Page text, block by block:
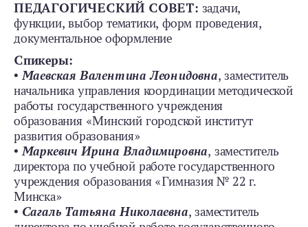
ПЕДАГОГИЧЕСКИЙ СОВЕТ: задачи,
функции, выбор тематики, форм проведения,
документальное оформление
Спикеры:
• Маевская Валентина Леонидовна, заместитель
начальника управления координации методической
работы государственного учреждения
образования «Минский городской институт
развития образования»
• Маркевич Ирина Владимировна, заместитель
директора по учебной работе государственного
учреждения образования «Гимназия № 22 г.
Минска»
• Сагаль Татьяна Николаевна, заместитель